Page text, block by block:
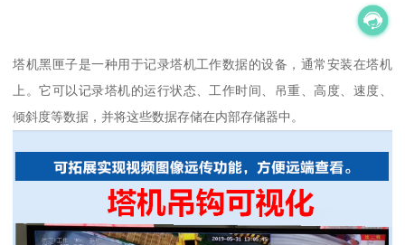
塔机黑匣子是一种用于记录塔机工作数据的设备，通常安装在塔机
上。它可以记录塔机的运行状态、工作时间、吊重、高度、速度、
倾斜度等数据，并将这些数据存储在内部存储器中。